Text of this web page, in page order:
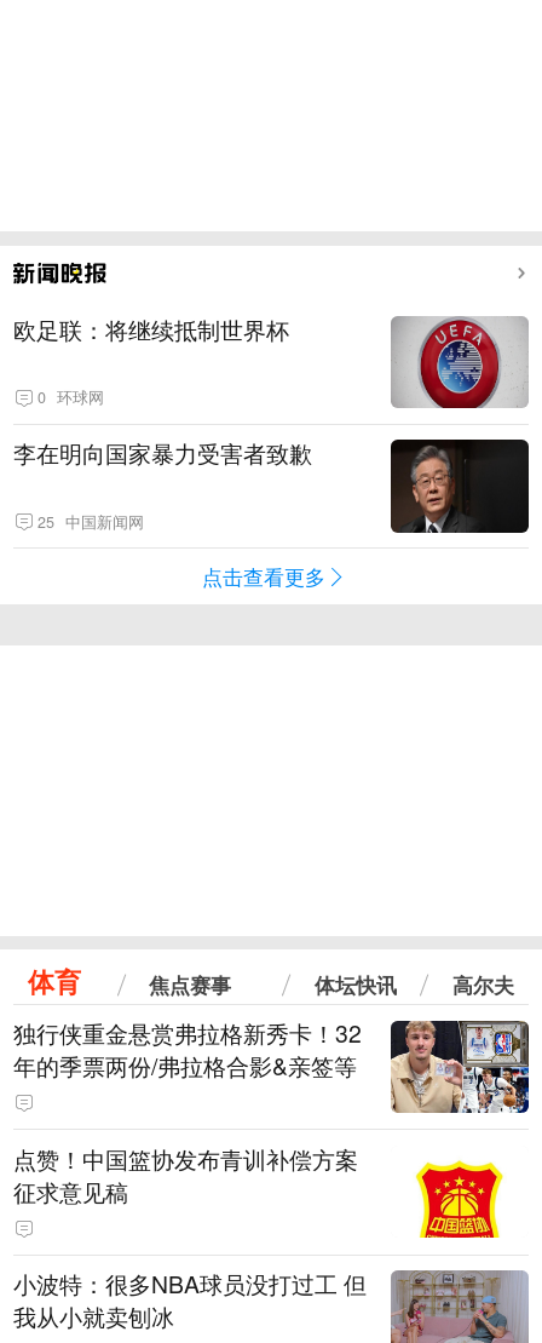
欧足联：将继续抵制世界杯
0 环球网
李在明向国家暴力受害者致歉
25 中国新闻网
点击查看更多
体育 焦点赛事 体坛快讯 高尔夫
独行侠重金悬赏弗拉格新秀卡！32
年的季票两份/弗拉格合影&亲签等
点赞！中国篮协发布青训补偿方案
征求意见稿
小波特：很多NBA球员没打过工 但
我从小就卖刨冰